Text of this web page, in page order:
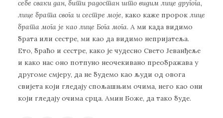
себе сваки дан, бити радостан што видим лице другога,
лице брата свога и сестре моје, како каже пророк лице
брата мога је као лице Бога мога. А ми када видимо
брата или сестре, ми као да видимо непријатеља.
Ето, браћо и сестре, како је чудесно Свето Јеванђеље
и како нас оно потпуно неочекивано преображава у
другоме смјеру, да не будемо као људи од овога
свијета који гледају спољашњим очима, него као они
који гледају очима срца. Амин Боже, да тако буде.